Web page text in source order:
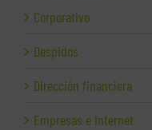
Corporativo
Despidos
Dirección financiera
Empresas e Internet